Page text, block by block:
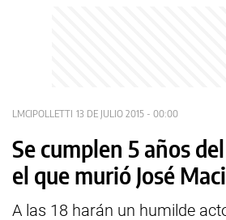
LMCIPOLLETTI 13 DE JULIO 2015 - 00:00
Se cumplen 5 años
el que murió José
A las 18 harán un humilde